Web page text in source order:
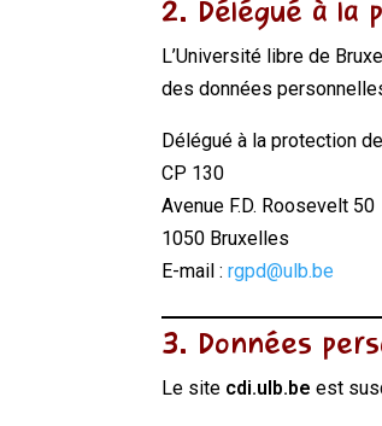
2. Délégué à la
L’Université libre de
des données
Délégué à la protection
CP 130
Avenue F.D. Roosevelt 50
1050 Bruxelles
E-mail :rgpd@ulb.be
3. Données
Le site cdi.ulb.be est